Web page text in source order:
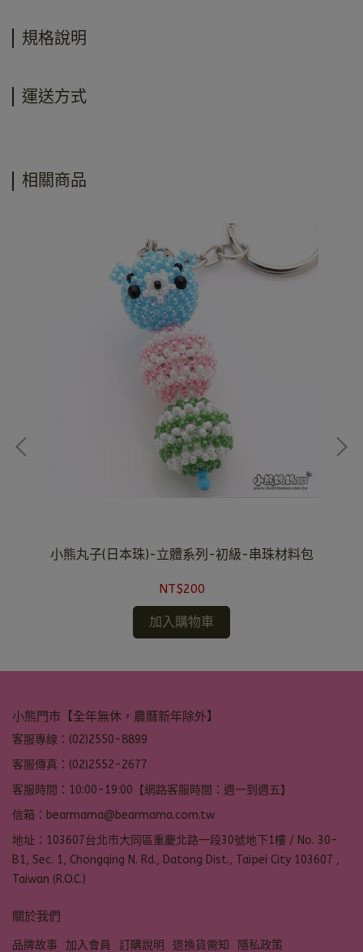
規格說明
運送方式
相關商品
小熊丸子(日本珠)-立體系列-初級-串珠材料包
NT$200
加入購物車
小熊門市【全年無休，農曆新年除外】
客服專線：(02)2550-8899
客服傳真：(02)2552-2677
客服時間：10:00-19:00【網路客服時間：週一到週五】
信箱：bearmama@bearmama.com.tw
地址：103607台北市大同區重慶北路一段30號地下1樓 / No. 30-
B1, Sec. 1, Chongqing N. Rd., Datong Dist., Taipei City 103607 ,
Taiwan (R.O.C.)
關於我們
品牌故事 加入會員 訂購說明 退換貨需知 隱私政策